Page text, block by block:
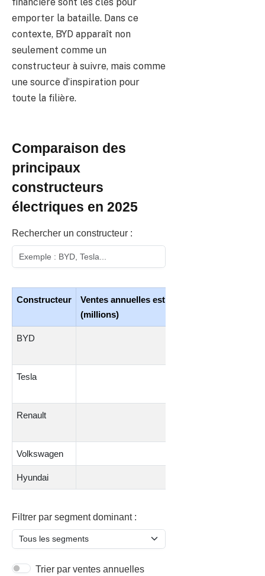
emporter la bataille. Dans ce
contexte, BYD apparaît non
seulement comme un
constructeur à suivre, mais comme
une source d’inspiration pour
toute la filière.
Comparaison des
principaux
constructeurs
électriques en 2025
Rechercher un constructeur :
Constructeur
Ventes annuelles estimées
(millions)
BYD
Tesla
Renault
Volkswagen
Hyundai
Filtrer par segment dominant :
Trier par ventes annuelles